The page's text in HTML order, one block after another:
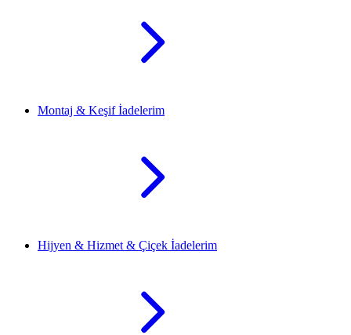
Montaj & Keşif İadelerim
Hijyen & Hizmet & Çiçek İadelerim